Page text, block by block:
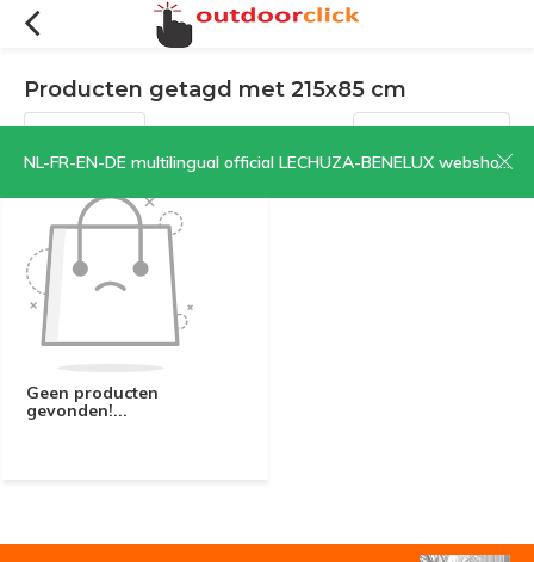
NL-FR-EN-DE multilingual official LECHUZA-BENELUX webshop | CLICK HERE NOW!
Producten getagd met 215x85 cm
Filters Sorteren op:
Geen producten
gevonden!...